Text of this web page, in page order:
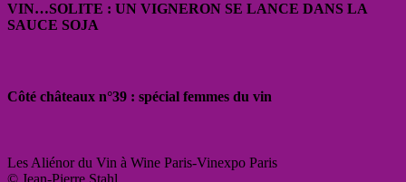
VIN…SOLITE : UN VIGNERON SE LANCE DANS LA
SAUCE SOJA
Côté châteaux n°39 : spécial femmes du vin
Les Aliénor du Vin à Wine Paris-Vinexpo Paris
© Jean-Pierre Stahl